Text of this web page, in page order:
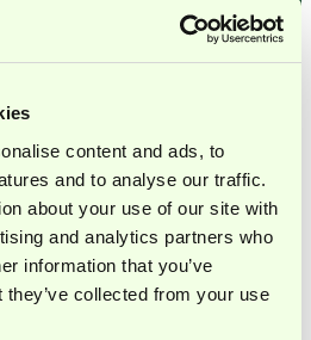
content and ads, to
and to analyse our traffic.
about your use of our site with
and analytics partners who
information that you’ve
collected from your use
braucht
Reporting auf